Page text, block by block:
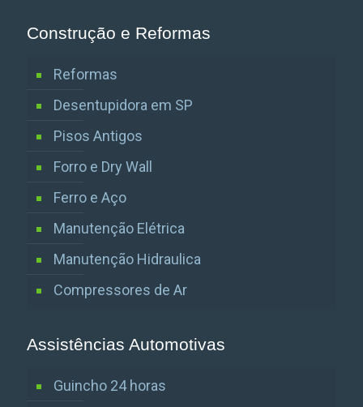
Construção e Reformas
Reformas
Desentupidora em SP
Pisos Antigos
Forro e Dry Wall
Ferro e Aço
Manutenção Elétrica
Manutenção Hidraulica
Compressores de Ar
Assistências Automotivas
Guincho 24 horas